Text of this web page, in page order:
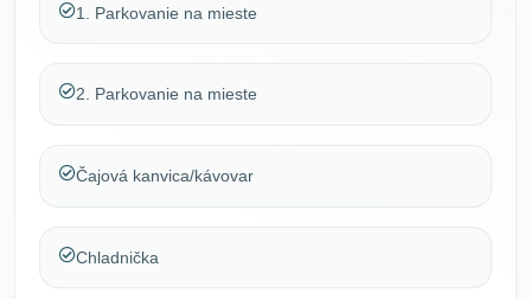
1. Parkovanie na mieste
2. Parkovanie na mieste
Čajová kanvica/kávovar
Chladnička